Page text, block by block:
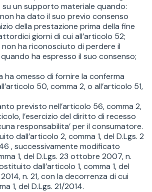
su un supporto materiale quando:
ha dato il suo previo consenso
della prestazione prima della fine
giorni di cui all’articolo 52;
ha riconosciuto di perdere il
ha espresso il suo consenso;
ha omesso di fornire la conferma
50, comma 2, o all’articolo 51,
previsto nell’articolo 56, comma 2,
l’esercizio del diritto di recesso
responsabilita’ per il consumatore.
dall’articolo 2, comma 1, del D.Lgs. 2
, successivamente modificato
1, del D.Lgs. 23 ottobre 2007, n.
dall’articolo 1, comma 1, del
n. 21, con la decorrenza di cui
1, del D.Lgs. 21/2014.